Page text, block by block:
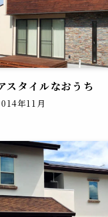
スタイルなおうち
年11月